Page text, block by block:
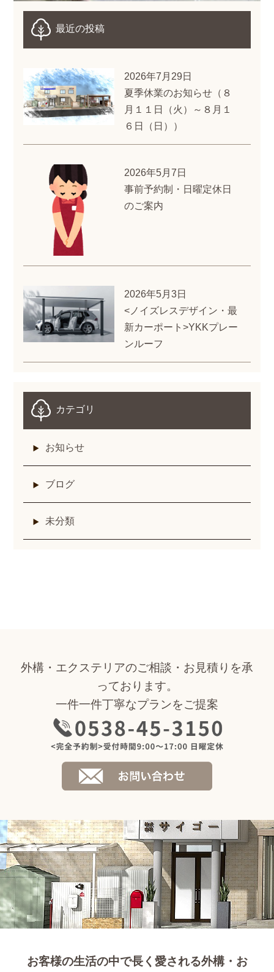
最近の投稿
2026年7月29日
夏季休業のお知らせ（８
月１１日（火）～８月１
６日（日））
2026年5月7日
事前予約制・日曜定休日
のご案内
2026年5月3日
<ノイズレスデザイン・最
新カーポート>YKKプレー
ンルーフ
カテゴリ
お知らせ
ブログ
未分類
外構・エクステリアのご相談・お見積りを承
っております。
一件一件丁寧なプランをご提案
お客様の生活の中で長く愛される外構・お